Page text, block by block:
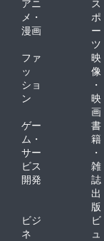
アニ
メ・
漫画
ス
ポ
ー
ツ
ファ
ッ
ショ
ン
映
像
・
映
画
ゲー
ム・
サー
ビス
開発
書
籍
・
雑
誌
出
版
ビジ
ネ
ビ
ュ